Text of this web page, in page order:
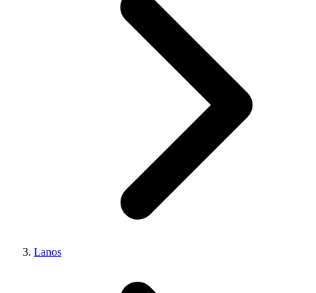
Lanos